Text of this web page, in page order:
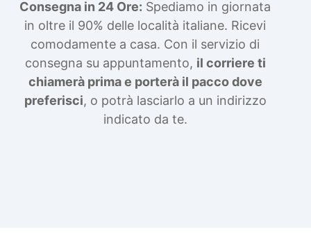
Consegna in 24 Ore: Spediamo in giornata
in oltre il 90% delle località italiane. Ricevi
comodamente a casa. Con il servizio di
consegna su appuntamento, il corriere ti
chiamerà prima e porterà il pacco dove
preferisci, o potrà lasciarlo a un indirizzo
indicato da te.